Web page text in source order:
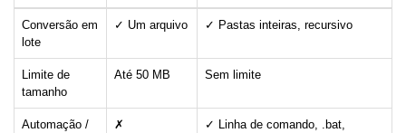
Conversão em
lote
✓ Um arquivo ✓ Pastas inteiras, recursivo
Limite de
tamanho
Até 50 MB Sem limite
Automação /
✗
✓ Linha de comando, .bat,